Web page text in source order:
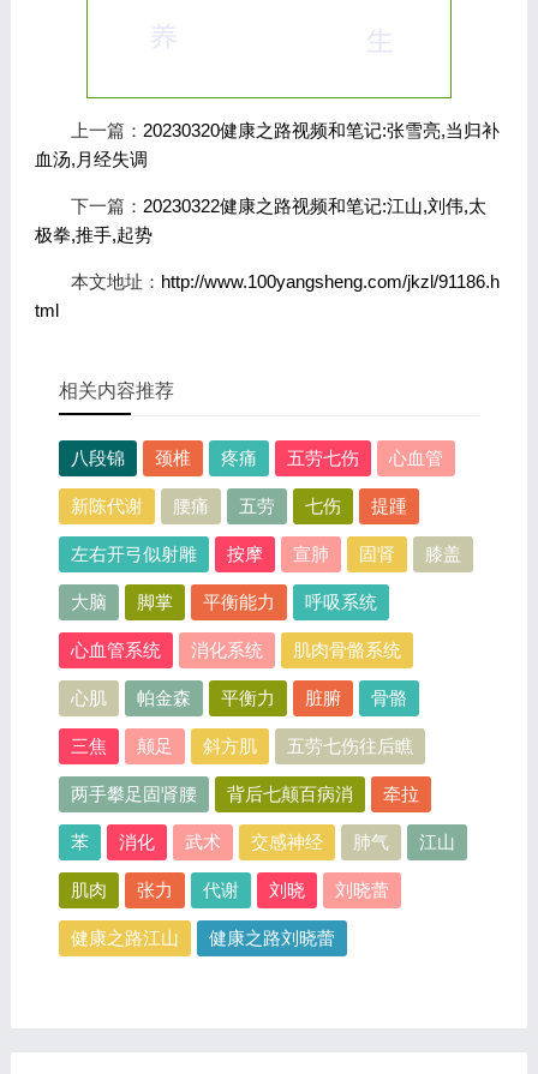
上一篇： 20230320健康之路视频和笔记:张雪亮,当归补
血汤,月经失调
下一篇： 20230322健康之路视频和笔记:江山,刘伟,太
极拳,推手,起势
本文地址： http://www.100yangsheng.com/jkzl/91186.h
tml
相关内容推荐
八段锦 颈椎 疼痛 五劳七伤 心血管
新陈代谢 腰痛 五劳 七伤 提踵
左右开弓似射雕 按摩 宣肺 固肾 膝盖
大脑 脚掌 平衡能力 呼吸系统
心血管系统 消化系统 肌肉骨骼系统
心肌 帕金森 平衡力 脏腑 骨骼
三焦 颠足 斜方肌 五劳七伤往后瞧
两手攀足固肾腰 背后七颠百病消 牵拉
苯 消化 武术 交感神经 肺气 江山
肌肉 张力 代谢 刘晓 刘晓蕾
健康之路江山 健康之路刘晓蕾